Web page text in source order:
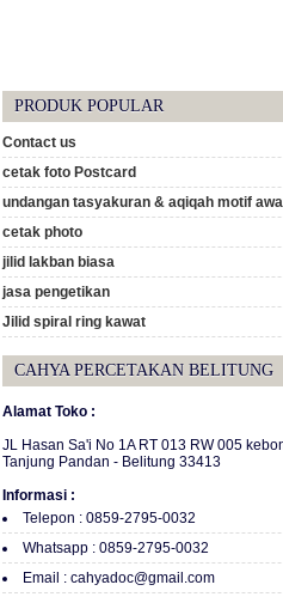
PRODUK POPULAR
Contact us
cetak foto Postcard
undangan tasyakuran & aqiqah motif
cetak photo
jilid lakban biasa
jasa pengetikan
Jilid spiral ring kawat
CAHYA PERCETAKAN BELITUNG
Alamat Toko :
JL Hasan Sa'i No 1A RT 013 RW 005
Tanjung Pandan - Belitung 33413
Informasi :
Telepon : 0859-2795-0032
Whatsapp : 0859-2795-0032
Email : cahyadoc@gmail.com